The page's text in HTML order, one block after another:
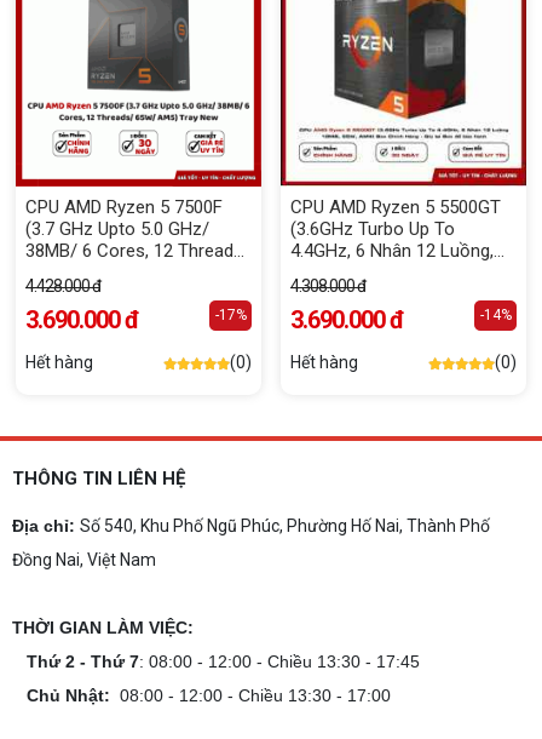
CPU AMD Ryzen 5 7500F
(3.7 GHz Upto 5.0 GHz/
38MB/ 6 Cores, 12 Threads/
4.428.000 đ
3.690.000 đ -17%
Hết hàng (0)
CPU AMD Ryzen 5 5500GT
(3.6GHz Turbo Up To
4.4GHz, 6 Nhân 12 Luồng,
Hãng - Giữ lại Box để bảo
hành
4.308.000 đ
3.690.000 đ -14%
Hết hàng (0)
THÔNG TIN LIÊN HỆ
Địa chỉ: Số 540, Khu Phố Ngũ Phúc, Phường Hố Nai, Thành Phố
Đồng Nai, Việt Nam
THỜI GIAN LÀM VIỆC:
Thứ 2 - Thứ 7: 08:00 - 12:00 - Chiều 13:30 - 17:45
Chủ Nhật: 08:00 - 12:00 - Chiều 13:30 - 17:00